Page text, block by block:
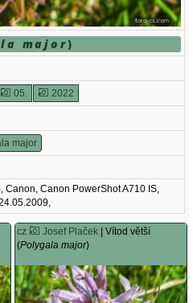
major)
05. 2022
major
Canon, Canon PowerShot A710 IS,
cz Josef Plaček | Vítod větší
(Polygala major)